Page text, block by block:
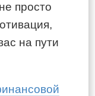
просто
на пути